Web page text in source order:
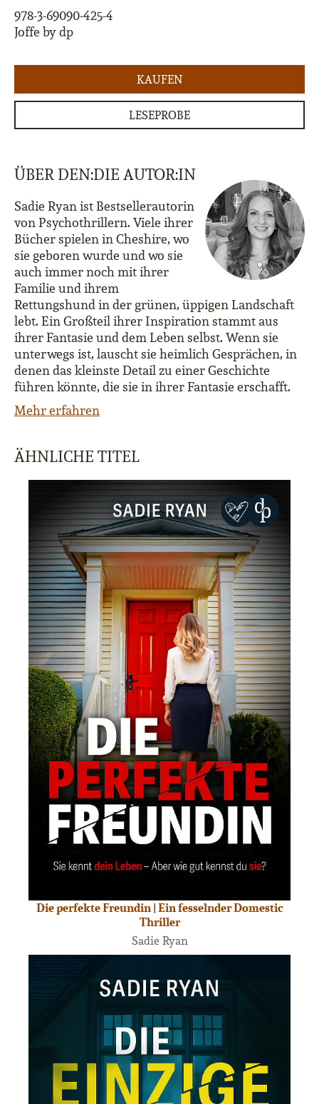
978-3-69090-425-4
Joffe by dp
KAUFEN
LESEPROBE
ÜBER DEN:DIE AUTOR:IN
Sadie Ryan ist Bestsellerautorin
von Psychothrillern. Viele ihrer
Bücher spielen in Cheshire, wo
sie geboren wurde und wo sie
auch immer noch mit ihrer
Familie und ihrem
Rettungshund in der grünen, üppigen Landschaft
lebt. Ein Großteil ihrer Inspiration stammt aus
ihrer Fantasie und dem Leben selbst. Wenn sie
unterwegs ist, lauscht sie heimlich Gesprächen, in
denen das kleinste Detail zu einer Geschichte
führen könnte, die sie in ihrer Fantasie erschafft.
Mehr erfahren
ÄHNLICHE TITEL
Die perfekte Freundin | Ein fesselnder Domestic
Thriller
Sadie Ryan